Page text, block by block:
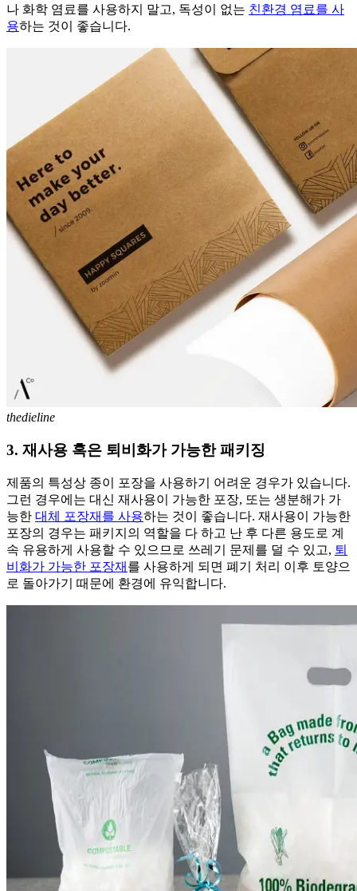
나 화학 염료를 사용하지 말고, 독성이 없는 친환경 염료를 사
용하는 것이 좋습니다.
thedieline
3. 재사용 혹은 퇴비화가 가능한 패키징
제품의 특성상 종이 포장을 사용하기 어려운 경우가 있습니다.
그런 경우에는 대신 재사용이 가능한 포장, 또는 생분해가 가
능한 대체 포장재를 사용하는 것이 좋습니다. 재사용이 가능한
포장의 경우는 패키지의 역할을 다 하고 난 후 다른 용도로 계
속 유용하게 사용할 수 있으므로 쓰레기 문제를 덜 수 있고, 퇴
비화가 가능한 포장재 를 사용하게 되면 폐기 처리 이후 토양으
로 돌아가기 때문에 환경에 유익합니다.